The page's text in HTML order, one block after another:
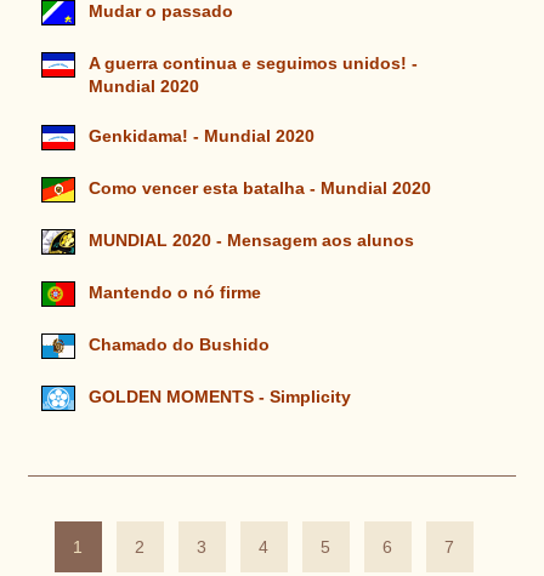
Mudar o passado
A guerra continua e seguimos unidos! -
Mundial 2020
Genkidama! - Mundial 2020
Como vencer esta batalha - Mundial 2020
MUNDIAL 2020 - Mensagem aos alunos
Mantendo o nó firme
Chamado do Bushido
GOLDEN MOMENTS - Simplicity
1 2 3 4 5 6 7